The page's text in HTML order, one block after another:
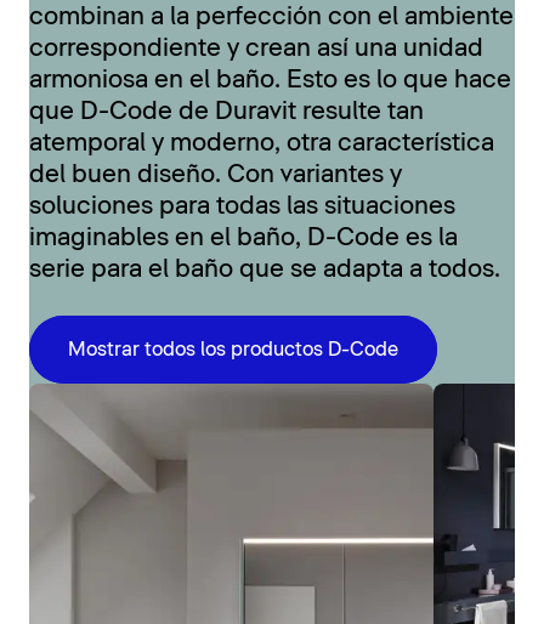
combinan a la perfección con el ambiente
correspondiente y crean así una unidad
armoniosa en el baño. Esto es lo que hace
que D-Code de Duravit resulte tan
atemporal y moderno, otra característica
del buen diseño. Con variantes y
soluciones para todas las situaciones
imaginables en el baño, D-Code es la
serie para el baño que se adapta a todos.
Mostrar todos los productos D-Code